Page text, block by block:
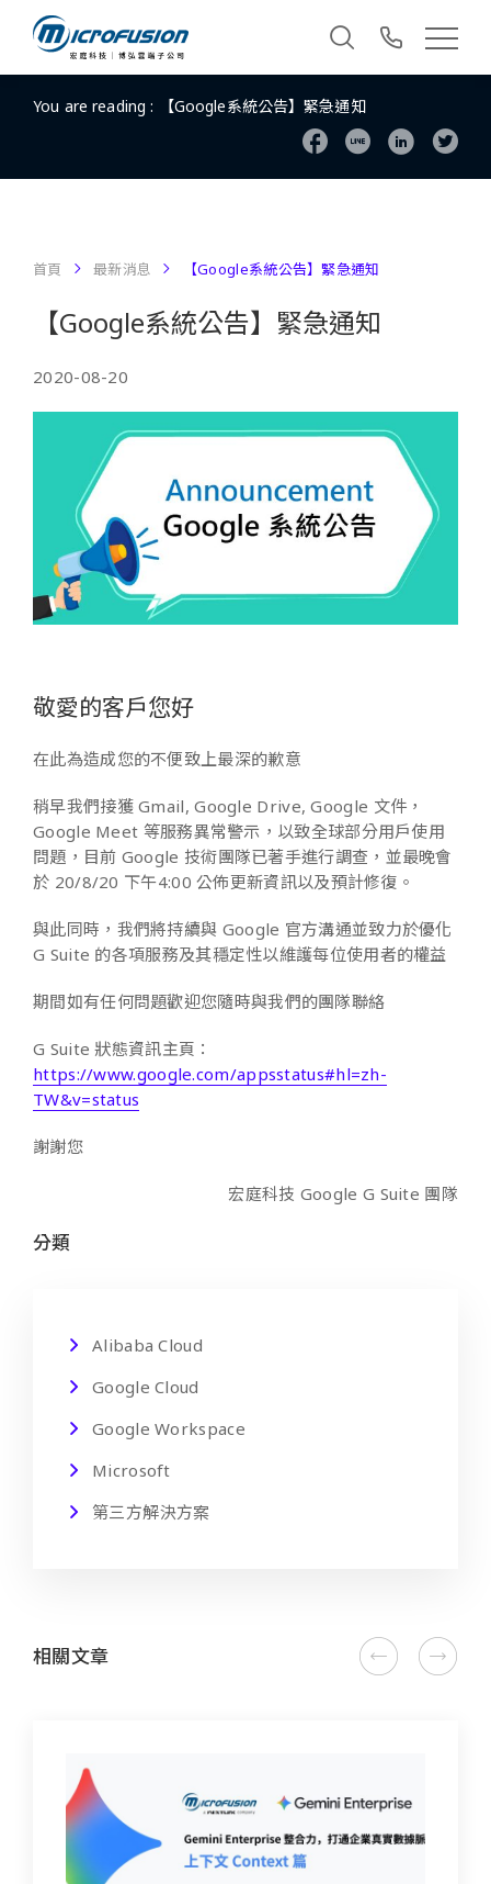
You are reading : 【Google系統公告】緊急通知
首頁 最新消息 【Google系統公告】緊急通知
【Google系統公告】緊急通知
2020-08-20
敬愛的客戶您好
在此為造成您的不便致上最深的歉意
稍早我們接獲 Gmail, Google Drive, Google 文件，
Google Meet 等服務異常警示，以致全球部分用戶使用
問題，目前 Google 技術團隊已著手進行調查，並最晚會
於 20/8/20 下午4:00 公佈更新資訊以及預計修復。
與此同時，我們將持續與 Google 官方溝通並致力於優化
G Suite 的各項服務及其穩定性以維護每位使用者的權益
期間如有任何問題歡迎您隨時與我們的團隊聯絡
G Suite 狀態資訊主頁：
https://www.google.com/appsstatus#hl=zh-
TW&v=status
謝謝您
宏庭科技 Google G Suite 團隊
分類
Alibaba Cloud
Google Cloud
Google Workspace
Microsoft
第三方解決方案
相關文章